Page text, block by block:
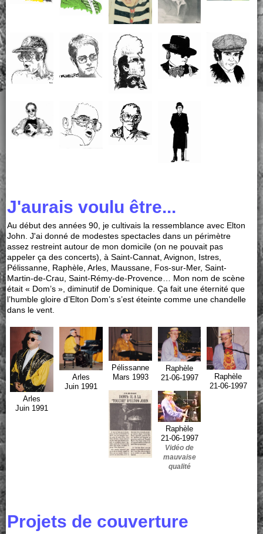
J'aurais voulu être...
Au début des années 90, je cultivais la ressemblance avec Elton
John. J'ai donné de modestes spectacles dans un périmètre
assez restreint autour de mon domicile (on ne pouvait pas
appeler ça des concerts), à Saint-Cannat, Avignon, Istres,
Pélissanne, Raphèle, Arles, Maussane, Fos-sur-Mer, Saint-
Martin-de-Crau, Saint-Rémy-de-Provence… Mon nom de scène
était « Dom’s », diminutif de Dominique. Ça fait une éternité que
l’humble gloire d’Elton Dom’s s’est éteinte comme une chandelle
dans le vent.
Arles
Juin 1991
Arles
Juin 1991
Pélissanne
Mars 1993
Raphèle
21-06-1997
Raphèle
21-06-1997
Vidéo de
mauvaise
qualité
Raphèle
21-06-1997
Projets de couverture